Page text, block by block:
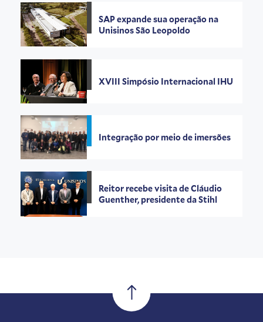
SAP expande sua operação na
Unisinos São Leopoldo
XVIII Simpósio Internacional IHU
Integração por meio de imersões
Reitor recebe visita de Cláudio
Guenther, presidente da Stihl